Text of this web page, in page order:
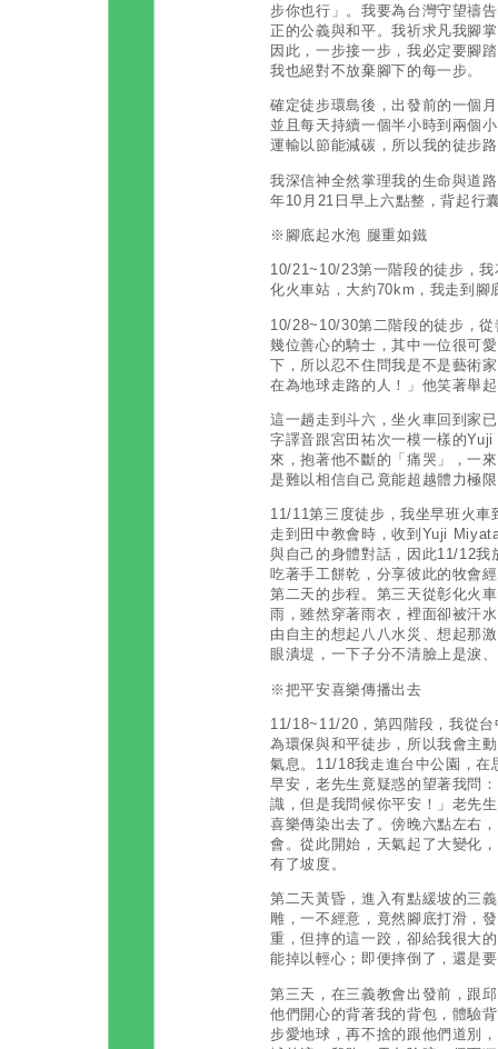
步你也行」。我要為台灣守望禱
正的公義與和平。我祈求凡我腳
因此，一步接一步，我必定要腳
我也絕對不放棄腳下的每一步。
確定徒步環島後，出發前的一個
並且每天持續一個半小時到兩個
運輸以節能減碳，所以我的徒步
我深信神全然掌理我的生命與道
年10月21日早上六點整，背起行
※腳底起水泡 腿重如鐵
10/21~10/23第一階段的徒步，
化火車站，大約70km，我走到
10/28~10/30第二階段的徒步，
幾位善心的騎士，其中一位很可
下，所以忍不住問我是不是藝術
在為地球走路的人！」他笑著舉
這一趟走到斗六，坐火車回到家
字譯音跟宮田祐次一模一樣的
來，抱著他不斷的「痛哭」，一
是難以相信自己竟能超越體力極
11/11第三度徒步，我坐早班火
走到田中教會時，收到Yuji
與自己的身體對話，因此11/12
吃著手工餅乾，分享彼此的牧會
第二天的步程。第三天從彰化火
雨，雖然穿著雨衣，裡面卻被汗
由自主的想起八八水災、想起那
眼潰堤，一下子分不清臉上是淚
※把平安喜樂傳播出去
11/18~11/20，第四階段，我從
為環保與和平徒步，所以我會主
氣息。11/18我走進台中公園，
早安，老先生竟疑惑的望著我問
識，但是我問候你平安！」老先
喜樂傳染出去了。傍晚六點左右
會。從此開始，天氣起了大變化
有了坡度。
第二天黃昏，進入有點緩坡的三
雕，一不經意，竟然腳底打滑，
重，但摔的這一跤，卻給我很大
能掉以輕心；即便摔倒了，還是
第三天，在三義教會出發前，跟
他們開心的背著我的背包，體驗
步愛地球，再不捨的跟他們道別